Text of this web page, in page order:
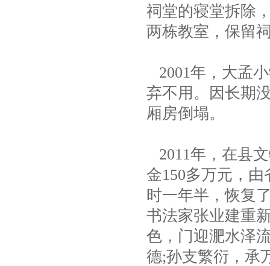
祠堂的寝堂拆除
两栋教室，保留
2001年，大孟
弃不用。因长期
厢房倒塌。
2011年，在县
金150多万元，
时一年半，恢复
书法家张业建重
色，门迎淝水泽
德;孙支繁衍，承